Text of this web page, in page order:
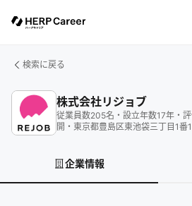
検索に戻る
株式会社リジョブ
従業員数205名 ・ 設立年数17年 ・
開 ・ 東京都豊島区東池袋三丁目1
企業情報